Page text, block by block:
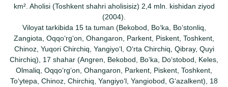
km². Aholisi (Toshkent shahri aholisisiz) 2,4 mln. kishidan ziyod
(2004).
Viloyat tarkibida 15 ta tuman (Bekobod, Boʻka, Boʻstonliq,
Zangiota, Oqqoʻrgʻon, Ohangaron, Parkent, Piskent, Toshkent,
Chinoz, Yuqori Chirchiq, Yangiyoʻl, Oʻrta Chirchiq, Qibray, Quyi
Chirchiq), 17 shahar (Angren, Bekobod, Boʻka, Doʻstobod, Keles,
Olmaliq, Oqqoʻrgʻon, Ohangaron, Parkent, Piskent, Toshkent,
Toʻytepa, Chinoz, Chirchiq, Yangiyoʻl, Yangiobod, Gʻazalkent), 18